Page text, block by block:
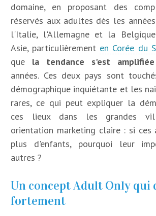
domaine, en proposant des
réservés aux adultes dès les
l'Italie, l'Allemagne et la
Asie, particulièrement en Corée du
que la tendance s'est amplifiée
années. Ces deux pays sont
démographique inquiétante et les
rares, ce qui peut expliquer la
ces lieux dans les grandes
orientation marketing claire : si
plus d'enfants, pourquoi leur
autres ?
Un concept Adult Only qui
fortement